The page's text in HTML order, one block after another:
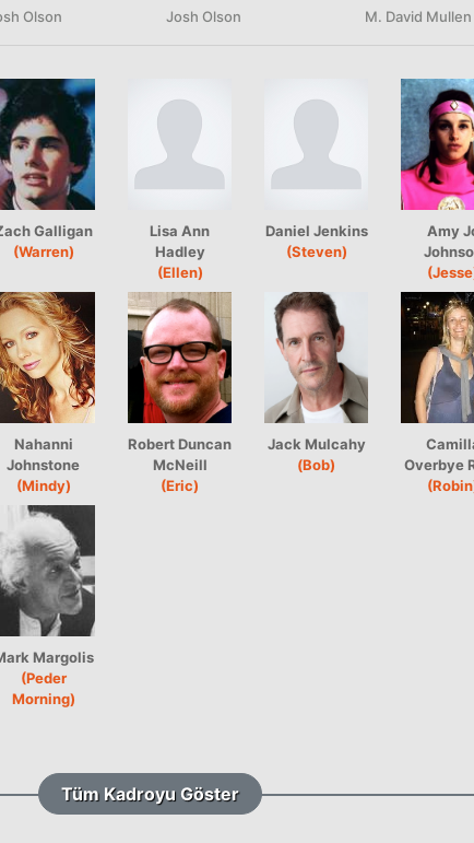
Olson Josh Olson M. David Mullen
Galligan
(Warren)
Lisa Ann
Hadley
(Ellen)
Daniel Jenkins
(Steven)
Amy
Nahanni
Johnstone
(Mindy)
Robert Duncan
McNeill
(Eric)
Jack Mulcahy
(Bob)
Overbye
Margolis
(Peder
Morning)
Tüm Kadroyu Göster